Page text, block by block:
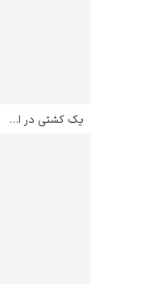
یک کشتی در اسکاگن – کارل لوچر